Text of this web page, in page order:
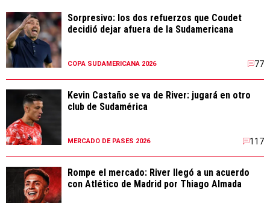
Sorpresivo: los dos refuerzos que Coudet
decidió dejar afuera de la Sudamericana
COPA SUDAMERICANA 2026 77
Kevin Castaño se va de River: jugará en otro
club de Sudamérica
MERCADO DE PASES 2026 117
Rompe el mercado: River llegó a un acuerdo
con Atlético de Madrid por Thiago Almada